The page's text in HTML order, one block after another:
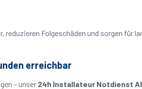
reduzieren Folgeschäden und sorgen für
erreichbar
– unser 24h Installateur Notdienst